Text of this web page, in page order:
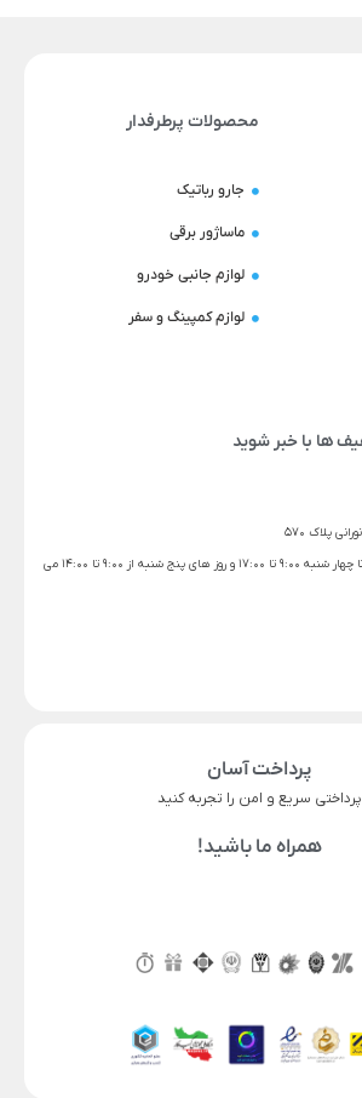
ناموجود
محصولات پرطرفدار
جارو رباتیک
ماساژور برقی
لوازم جانبی خودرو
لوازم کمپینگ و سفر
ها با خبر شوید
پلاک 570
ساعت کاری شنبه تا چهار شنبه 9:00 تا 17:00 و روز های پنج شنبه از 9:00 تا 14:00 می
پرداخت آسان
پرداختی سریع و امن را تجربه کنید
همراه ما باشید!